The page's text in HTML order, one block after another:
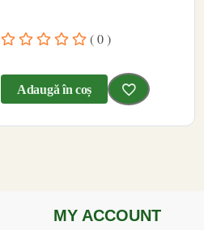
( 0 )
Adaugă în coș
MY ACCOUNT